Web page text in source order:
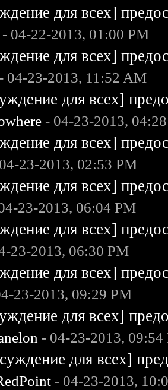
для всех]
- 04-22-2013, 01:00 PM
для всех]
- 04-23-2013, 11:52 AM
для всех]
- 04-23-2013,
для всех]
23-2013, 02:53 PM
для всех]
23-2013, 06:04 PM
для всех]
23-2013, 06:30 PM
для всех]
23-2013, 09:29 PM
для всех]
- 04-23-2013, 09:54
для всех]
- 04-23-2013,